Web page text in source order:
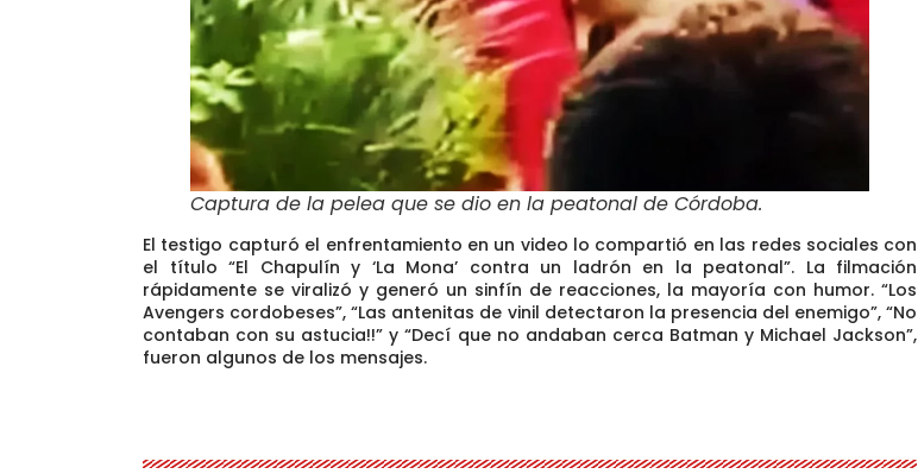
Captura de la pelea que se dio en la peatonal de Córdoba.
El testigo capturó el enfrentamiento en un video lo compartió en las redes sociales con
el título“El Chapulín y ‘La Mona’ contra un ladrón en la peatonal”. La filmación
rápidamente se viralizó y generó un sinfín de reacciones, la mayoría con humor. “Los
Avengers cordobeses”, “Las antenitas de vinil detectaron la presencia del enemigo”, “No
contaban con su astucia!!” y “Decí que no andaban cerca Batman y Michael Jackson”,
fueron algunos de los mensajes.